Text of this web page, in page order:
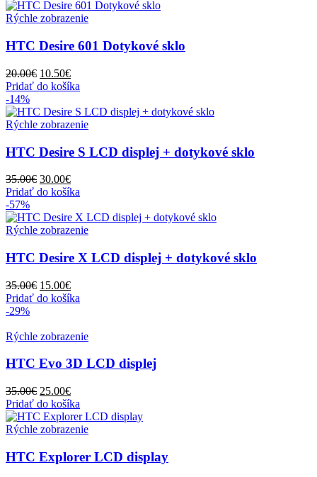
Rýchle zobrazenie
HTC Desire 601 Dotykové sklo
20.00€ Pôvodná
cena
20.00€.
10.50€Aktuálna
cena
10.50€.
Pridať do košíka
-14%
Rýchle zobrazenie
HTC Desire S LCD displej + dotykové sklo
35.00€ Pôvodná
cena
35.00€.
30.00€Aktuálna
cena
30.00€.
Pridať do košíka
-57%
Rýchle zobrazenie
HTC Desire X LCD displej + dotykové sklo
35.00€ Pôvodná
cena
15.00€Aktuálna
cena
Pridať do košíka
-29%
Rýchle zobrazenie
HTC Evo 3D LCD displej
35.00€ Pôvodná
cena
bola:
35.00€.
25.00€Aktuálna
cena
je:
25.00€.
Pridať do košíka
Rýchle zobrazenie
HTC Explorer LCD display